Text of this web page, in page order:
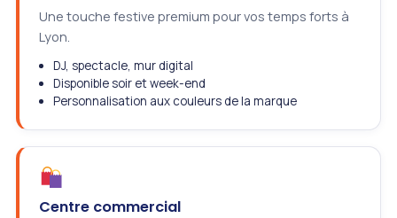
Une touche festive premium pour vos temps forts à
Lyon.
DJ, spectacle, mur digital
Disponible soir et week-end
Personnalisation aux couleurs de la marque
Centre commercial